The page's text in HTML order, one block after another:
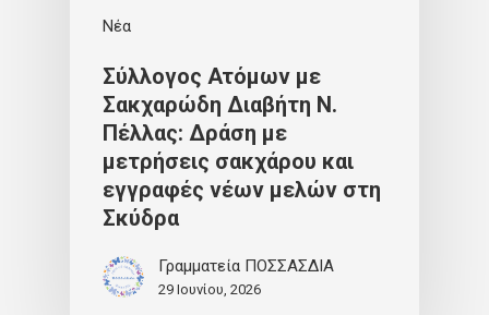
Νέα
Σύλλογος Ατόμων με
Σακχαρώδη Διαβήτη Ν.
Πέλλας: Δράση με
μετρήσεις σακχάρου και
εγγραφές νέων μελών στη
Σκύδρα
Γραμματεία ΠΟΣΣΑΣΔΙΑ
29 Ιουνίου, 2026